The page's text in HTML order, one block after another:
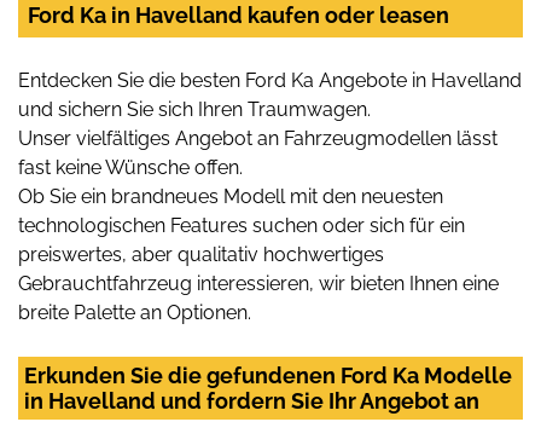
Ford Ka in Havelland kaufen oder leasen
Entdecken Sie die besten Ford Ka Angebote in Havelland
und sichern Sie sich Ihren Traumwagen.
Unser vielfältiges Angebot an Fahrzeugmodellen lässt
fast keine Wünsche offen.
Ob Sie ein brandneues Modell mit den neuesten
technologischen Features suchen oder sich für ein
preiswertes, aber qualitativ hochwertiges
Gebrauchtfahrzeug interessieren, wir bieten Ihnen eine
breite Palette an Optionen.
Erkunden Sie die gefundenen Ford Ka Modelle
in Havelland und fordern Sie Ihr Angebot an